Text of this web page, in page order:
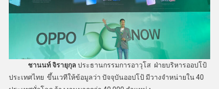
ชานนท์ จิรายุกุล ประธานกรรมการอาวุโส ฝ่ายบริหารออปโป้
ประเทศไทย ขึ้นเวทีให้ข้อมูลว่า ปัจจุบันออปโป้ มีวางจำหน่ายใน 40